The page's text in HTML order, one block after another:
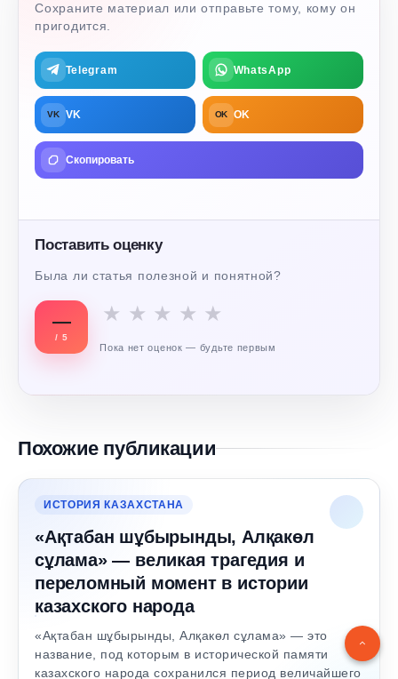
Сохраните материал или отправьте тому, кому он
пригодится.
Telegram WhatsApp
VK VK OK OK
Скопировать
Поставить оценку
Была ли статья полезной и понятной?
—
/ 5
★ ★ ★ ★ ★
Пока нет оценок — будьте первым
Похожие публикации
ИСТОРИЯ КАЗАХСТАНА
«Ақтабан шұбырынды, Алқакөл
сұлама» — великая трагедия и
переломный момент в истории
казахского народа
«Ақтабан шұбырынды, Алқакөл сұлама» — это
название, под которым в исторической памяти
казахского народа сохранился период величайшего